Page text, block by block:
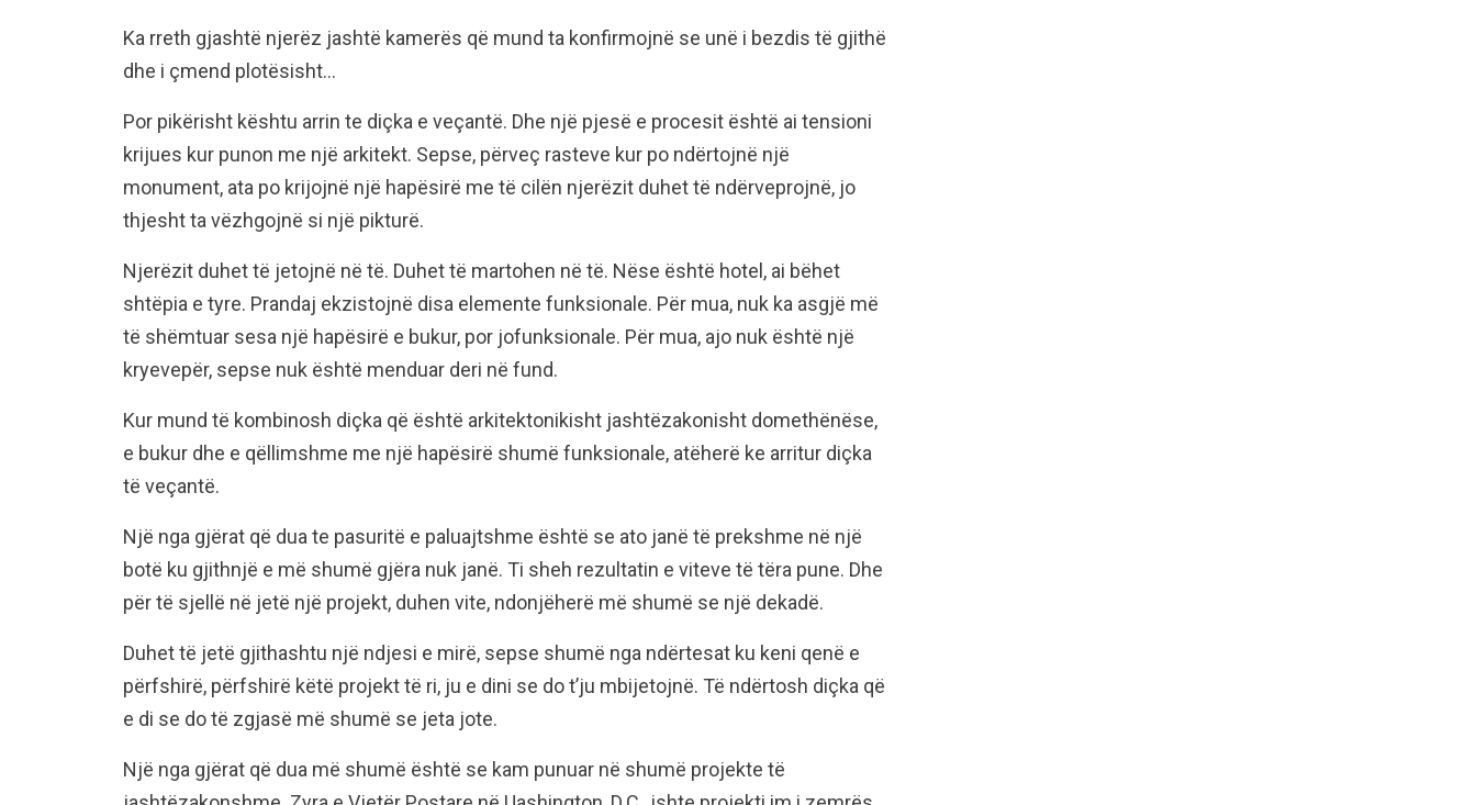
Ka rreth gjashtë njerëz jashtë kamerës që mund ta konfirmojnë se unë i bezdis të gjithë
dhe i çmend plotësisht…
Por pikërisht kështu arrin te diçka e veçantë. Dhe një pjesë e procesit është ai tensioni
krijues kur punon me një arkitekt. Sepse, përveç rasteve kur po ndërtojnë një
monument, ata po krijojnë një hapësirë me të cilën njerëzit duhet të ndërveprojnë, jo
thjesht ta vëzhgojnë si një pikturë.
Njerëzit duhet të jetojnë në të. Duhet të martohen në të. Nëse është hotel, ai bëhet
shtëpia e tyre. Prandaj ekzistojnë disa elemente funksionale. Për mua, nuk ka asgjë më
të shëmtuar sesa një hapësirë e bukur, por jofunksionale. Për mua, ajo nuk është një
kryevepër, sepse nuk është menduar deri në fund.
Kur mund të kombinosh diçka që është arkitektonikisht jashtëzakonisht domethënëse,
e bukur dhe e qëllimshme me një hapësirë shumë funksionale, atëherë ke arritur diçka
të veçantë.
Një nga gjërat që dua te pasuritë e paluajtshme është se ato janë të prekshme në një
botë ku gjithnjë e më shumë gjëra nuk janë. Ti sheh rezultatin e viteve të tëra pune. Dhe
për të sjellë në jetë një projekt, duhen vite, ndonjëherë më shumë se një dekadë.
Duhet të jetë gjithashtu një ndjesi e mirë, sepse shumë nga ndërtesat ku keni qenë e
përfshirë, përfshirë këtë projekt të ri, ju e dini se do t’ju mbijetojnë. Të ndërtosh diçka që
e di se do të zgjasë më shumë se jeta jote.
Një nga gjërat që dua më shumë është se kam punuar në shumë projekte të